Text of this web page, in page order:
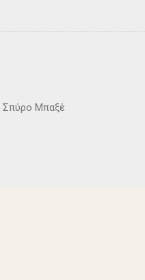
Σπύρο Μπαξέ